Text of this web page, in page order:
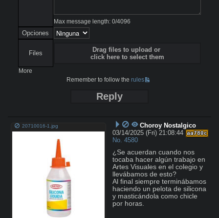
Max message length: 0/4096
Opciones
Files
Drag files to upload or
click here to select them
More
Remember to follow therules
Reply
20710016-1.jpg
Choroy Nostalgico
03/14/2025 (Fri) 21:08:44 aa780c
No. 4580
¿Se acuerdan cuando nos
tocaba hacer algún trabajo en
Artes Visuales en el colegio y
llevábamos de esto?
Al final siempre terminábamos
haciendo un pelota de silicona
y masticándola como chicle
por horas.